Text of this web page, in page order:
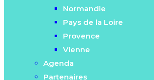
Normandie
Pays de la Loire
Provence
Vienne
Agenda
Partenaires